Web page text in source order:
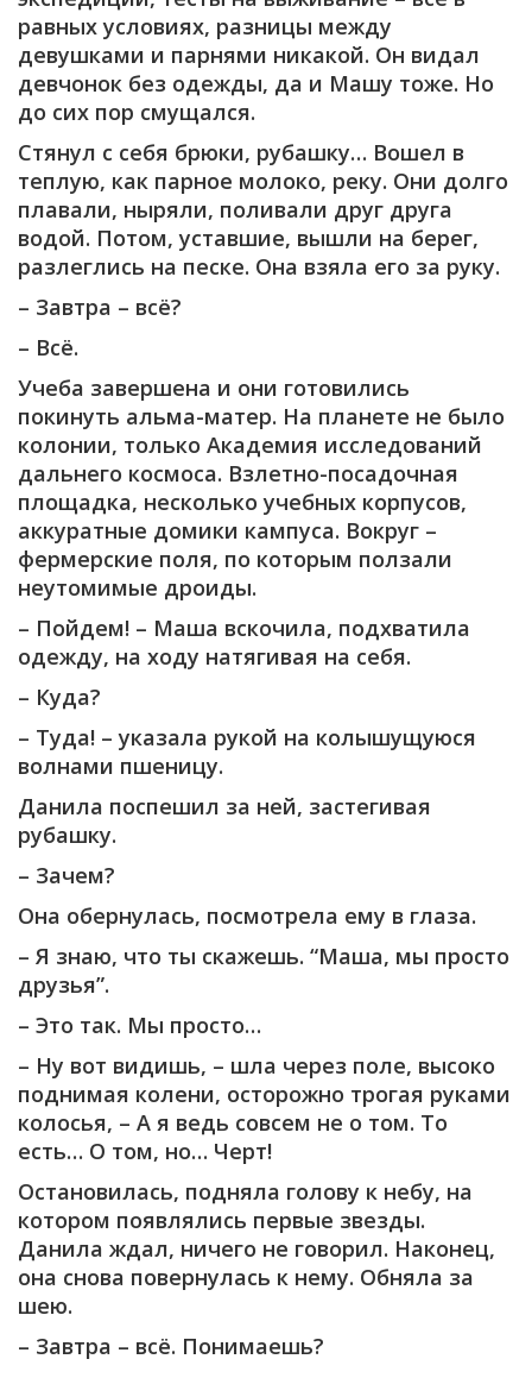
равных условиях, разницы между
девушками и парнями никакой. Он видал
девчонок без одежды, да и Машу тоже. Но
до сих пор смущался.
Стянул с себя брюки, рубашку… Вошел в
теплую, как парное молоко, реку. Они долго
плавали, ныряли, поливали друг друга
водой. Потом, уставшие, вышли на берег,
разлеглись на песке. Она взяла его за руку.
– Завтра – всё?
– Всё.
Учеба завершена и они готовились
покинуть альма-матер. На планете не было
колонии, только Академия исследований
дальнего космоса. Взлетно-посадочная
площадка, несколько учебных корпусов,
аккуратные домики кампуса. Вокруг –
фермерские поля, по которым ползали
неутомимые дроиды.
– Пойдем! – Маша вскочила, подхватила
одежду, на ходу натягивая на себя.
– Куда?
– Туда! – указала рукой на колышущуюся
волнами пшеницу.
Данила поспешил за ней, застегивая
рубашку.
– Зачем?
Она обернулась, посмотрела ему в глаза.
– Я знаю, что ты скажешь. “Маша, мы просто
друзья”.
– Это так. Мы просто…
– Ну вот видишь, – шла через поле, высоко
поднимая колени, осторожно трогая руками
колосья, – А я ведь совсем не о том. То
есть… О том, но… Черт!
Остановилась, подняла голову к небу, на
котором появлялись первые звезды.
Данила ждал, ничего не говорил. Наконец,
она снова повернулась к нему. Обняла за
шею.
– Завтра – всё. Понимаешь?